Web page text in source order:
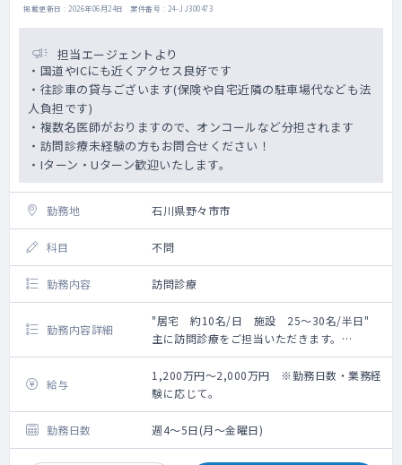
掲載更新日 : 2026年06月24日 案件番号 : 24-JJ300473
担当エージェントより
・国道やICにも近くアクセス良好です
・往診車の貸与ございます(保険や自宅近隣の駐車場代なども法
人負担です)
・複数名医師がおりますので、オンコールなど分担されます
・訪問診療未経験の方もお問合せください！
・Iターン・Uターン歓迎いたします。
勤務地 石川県野々市市
科目 不問
勤務内容 訪問診療
勤務内容詳細
"居宅 約10名/日 施設 25～30名/半日"
主に訪問診療をご担当いただきます。
エリア：野々市市～金沢市
給与
1,200万円～2,000万円 ※勤務日数・業務経
験に応じて。
勤務日数 週4～5日(月～金曜日)